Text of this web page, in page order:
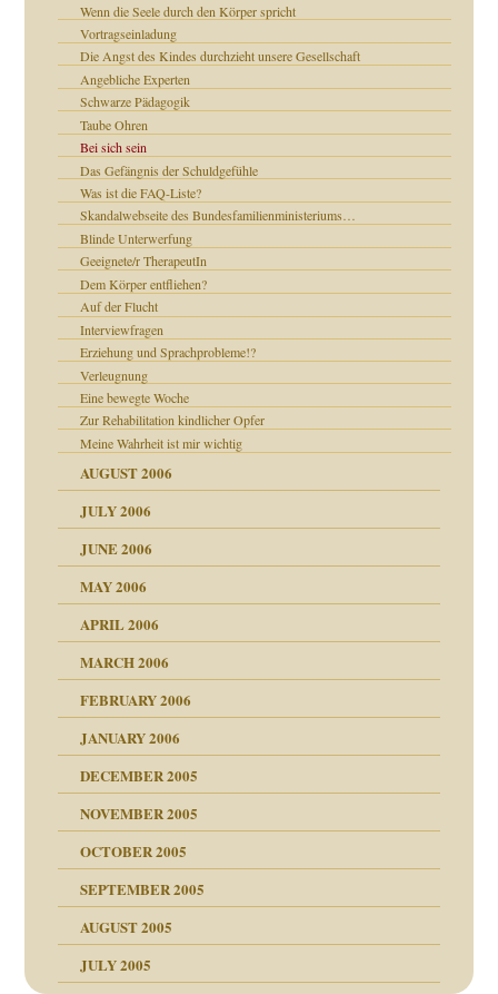
Wenn die Seele durch den Körper spricht
Vortragseinladung
Die Angst des Kindes durchzieht unsere Gesellschaft
Angebliche Experten
Schwarze Pädagogik
Taube Ohren
Bei sich sein
Das Gefängnis der Schuldgefühle
Was ist die FAQ-Liste?
Skandalwebseite des Bundesfamilienministeriums…
Blinde Unterwerfung
Geeignete/r TherapeutIn
Dem Körper entfliehen?
Auf der Flucht
Interviewfragen
Erziehung und Sprachprobleme!?
Verleugnung
Eine bewegte Woche
Zur Rehabilitation kindlicher Opfer
Meine Wahrheit ist mir wichtig
AUGUST 2006
JULY 2006
JUNE 2006
MAY 2006
APRIL 2006
MARCH 2006
FEBRUARY 2006
JANUARY 2006
DECEMBER 2005
NOVEMBER 2005
OCTOBER 2005
SEPTEMBER 2005
AUGUST 2005
JULY 2005